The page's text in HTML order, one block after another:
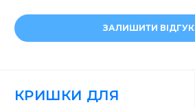
ЗАЛИШИТИ ВІДГУК
КРИШКИ ДЛЯ